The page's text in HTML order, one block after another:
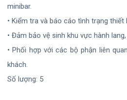
minibar.
• Kiểm tra và báo cáo tình trạng
• Đảm bảo vệ sinh khu vực hành
• Phối hợp với các bộ phận liên
khách.
Số lượng: 5